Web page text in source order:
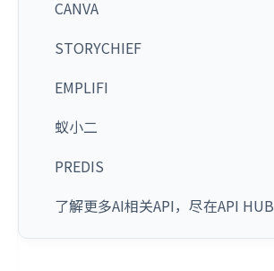
CANVA
STORYCHIEF
EMPLIFI
蚁小二
PREDIS
了解更多AI相关API，尽在API HUB